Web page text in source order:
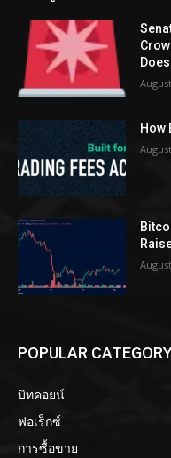
How
POPULAR
บิทคอยน์
ฟอเร็กซ์
การซื้อขาย